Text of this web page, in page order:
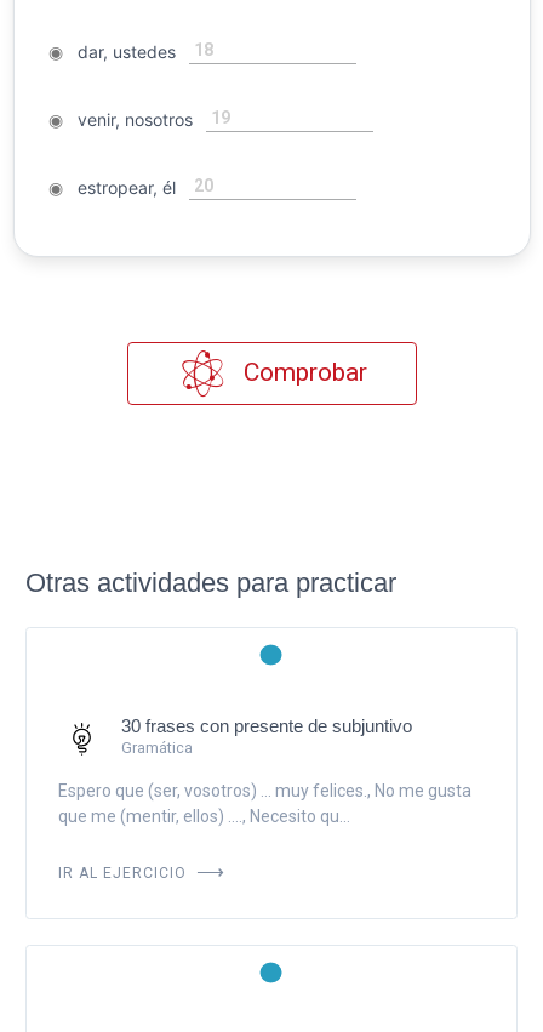
◉dar, ustedes 18
◉venir, nosotros 19
◉estropear, él 20
Comprobar
Otras actividades para practicar
30 frases con presente de subjuntivo
Gramática
Espero que (ser, vosotros) ... muy felices., No me gusta
que me (mentir, ellos) ...., Necesito qu...
IR AL EJERCICIO